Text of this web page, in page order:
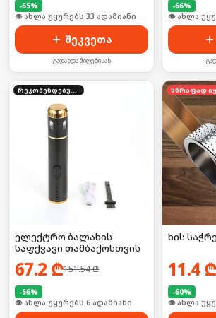
-65%
🛒 ბოლო 24სთ-ში იყიდა 44-მა
შეკვეთა
გადახდა მიღებისას
-66%
🛒 ბოლო
რეკომენდებული
ელექტრო ბალახის
საფქვავი თამბაქოსთვის
67.2 ₾151.54₾
-56%
🛒 ბოლო 24სთ-ში იყიდა 9-მა
ხის
11.4
-60%
🛒 ბოლო